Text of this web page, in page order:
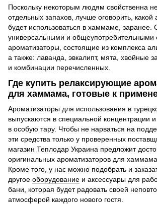
Поскольку некоторым людям свойственна
отдельных запахов, лучше оговорить, какой
будет использоваться в хаммаме,
универсальными и общеупотребительными
ароматизаторы, состоящие из комплекса
а также: лаванда, эвкалипт, мята, хвойные
и комбинации перечисленных.
Где купить релаксирующие
для хаммама, готовые к
Ароматизаторы для использования в
выпускаются в специальной концентрации
в особую тару. Чтобы не нарваться на
эти средства только у проверенных
магазин Теплодар Украина предложит
оригинальных ароматизаторов для
Кроме того, у нас можно подобрать и
другое оборудование и аксессуары для
бани, которая будет радовать своей
атмосферой каждого нового гостя.